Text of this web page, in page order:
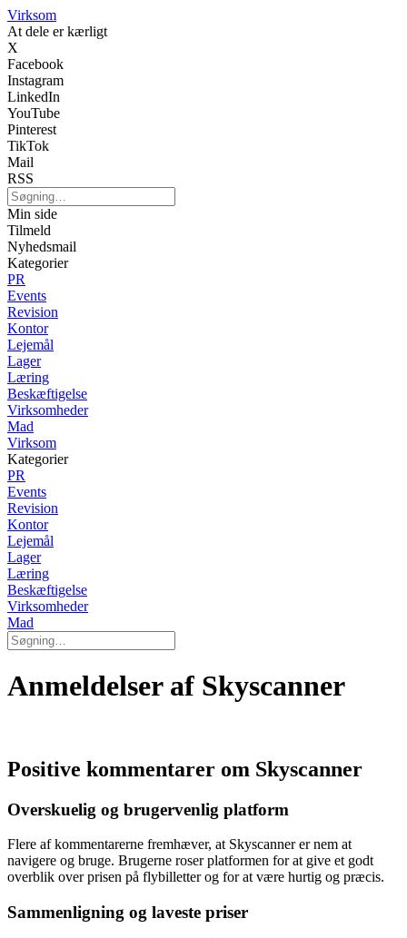
Virksom
At dele er kærligt
X
Facebook
Instagram
LinkedIn
YouTube
Pinterest
TikTok
Mail
RSS
Min side
Tilmeld
Nyhedsmail
Kategorier
PR
Events
Revision
Kontor
Lejemål
Lager
Læring
Beskæftigelse
Virksomheder
Mad
Virksom
Kategorier
PR
Events
Revision
Kontor
Lejemål
Lager
Læring
Beskæftigelse
Virksomheder
Mad
Anmeldelser af Skyscanner
Positive kommentarer om Skyscanner
Overskuelig og brugervenlig platform
Flere af kommentarerne fremhæver, at Skyscanner er nem at
navigere og bruge. Brugerne roser platformen for at give et godt
overblik over prisen på flybilletter og for at være hurtig og præcis.
Sammenligning og laveste priser